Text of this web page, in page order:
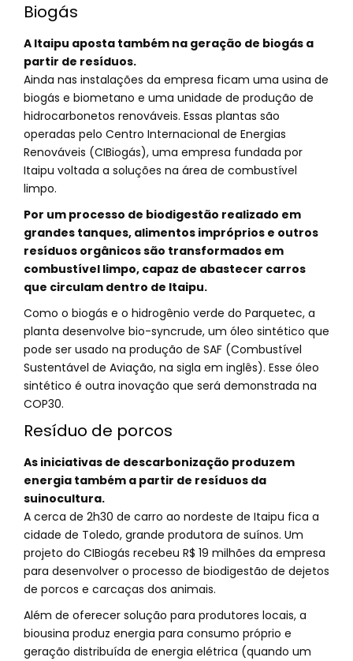
Biogás
A Itaipu aposta também na geração de biogás a
partir de resíduos.
Ainda nas instalações da empresa ficam uma usina de
biogás e biometano e uma unidade de produção de
hidrocarbonetos renováveis. Essas plantas são
operadas pelo Centro Internacional de Energias
Renováveis (CIBiogás), uma empresa fundada por
Itaipu voltada a soluções na área de combustível
limpo.
Por um processo de biodigestão realizado em
grandes tanques, alimentos impróprios e outros
resíduos orgânicos são transformados em
combustível limpo, capaz de abastecer carros
que circulam dentro de Itaipu.
Como o biogás e o hidrogênio verde do Parquetec, a
planta desenvolve bio-syncrude, um óleo sintético que
pode ser usado na produção de SAF (Combustível
Sustentável de Aviação, na sigla em inglês). Esse óleo
sintético é outra inovação que será demonstrada na
COP30.
Resíduo de porcos
As iniciativas de descarbonização produzem
energia também a partir de resíduos da
suinocultura.
A cerca de 2h30 de carro ao nordeste de Itaipu fica a
cidade de Toledo, grande produtora de suínos. Um
projeto do CIBiogás recebeu R$ 19 milhões da empresa
para desenvolver o processo de biodigestão de dejetos
de porcos e carcaças dos animais.
Além de oferecer solução para produtores locais, a
biousina produz energia para consumo próprio e
geração distribuída de energia elétrica (quando um